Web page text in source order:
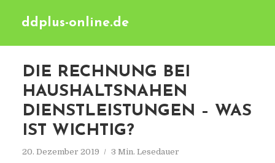
ddplus-online.de
DIE RECHNUNG BEI
HAUSHALTSNAHEN
DIENSTLEISTUNGEN – WAS
IST WICHTIG?
20. Dezember 2019 3 Min. Lesedauer